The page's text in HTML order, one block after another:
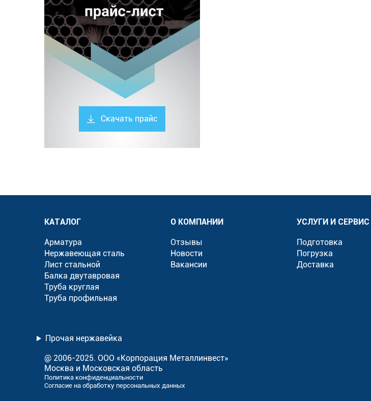
Скачать прайс
КАТАЛОГ
Арматура
Нержавеющая сталь
Лист стальной
Балка двутавровая
Труба круглая
Труба профильная
О КОМПАНИИ
Отзывы
Новости
Вакансии
УСЛУГИ И СЕРВИС
Подготовка
Погрузка
Доставка
Прочая нержавейка
@ 2006-2025. ООО «Корпорация Металлинвест»
Москва и Московская область
Политика конфиденциальности
Согласие на обработку персональных данных